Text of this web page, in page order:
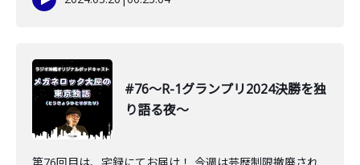
#76〜R-1グランプリ2024決勝を独
り語る夜〜